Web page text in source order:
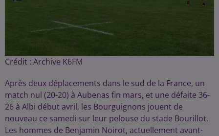
Crédit : Archive K6FM
Après deux déplacements dans le sud de la France, un
match nul (20-20) à Aubenas fin mars, et une défaite 36-
26 à Albi début avril, les Bourguignons jouent de
nouveau ce samedi sur leur pelouse du stade Bourillot.
Les hommes de Benjamin Noirot, actuellement avant-